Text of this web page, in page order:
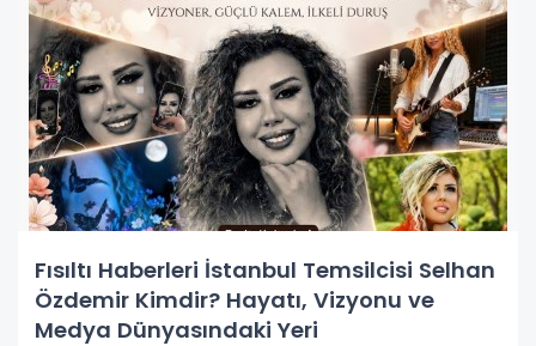
Fısıltı Haberleri İstanbul Temsilcisi Selhan
Özdemir Kimdir? Hayatı, Vizyonu ve
Medya Dünyasındaki Yeri